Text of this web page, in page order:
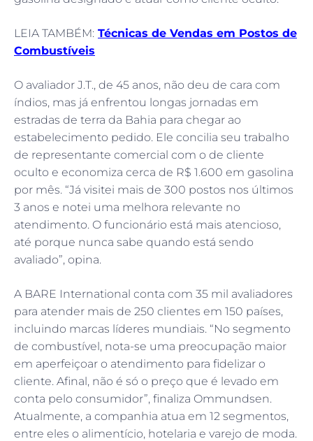
LEIA TAMBÉM: Técnicas de Vendas em Postos de
Combustíveis
O avaliador J.T., de 45 anos, não deu de cara com
índios, mas já enfrentou longas jornadas em
estradas de terra da Bahia para chegar ao
estabelecimento pedido. Ele concilia seu trabalho
de representante comercial com o de cliente
oculto e economiza cerca de R$ 1.600 em gasolina
por mês. “Já visitei mais de 300 postos nos últimos
3 anos e notei uma melhora relevante no
atendimento. O funcionário está mais atencioso,
até porque nunca sabe quando está sendo
avaliado”, opina.
A BARE International conta com 35 mil avaliadores
para atender mais de 250 clientes em 150 países,
incluindo marcas líderes mundiais. “No segmento
de combustível, nota-se uma preocupação maior
em aperfeiçoar o atendimento para fidelizar o
cliente. Afinal, não é só o preço que é levado em
conta pelo consumidor”, finaliza Ommundsen.
Atualmente, a companhia atua em 12 segmentos,
entre eles o alimentício, hotelaria e varejo de moda.